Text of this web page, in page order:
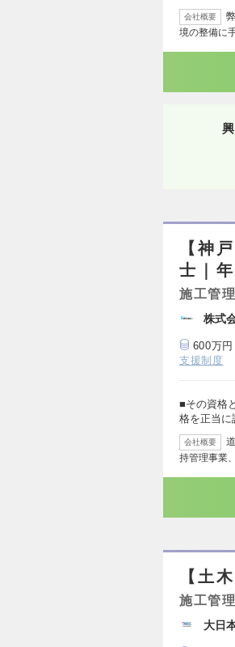
会社概要
境の整備に
【神
士｜
施工管
株式
600万
支援制度
■その資格
格を正当
会社概要
持管理事業
【土
施工管
大日